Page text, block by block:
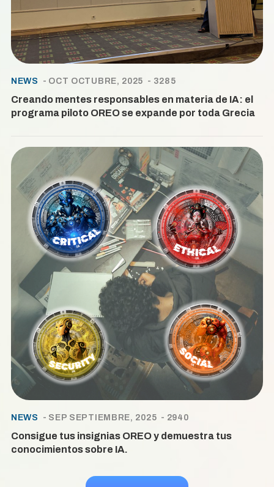
NEWS OCT OCTUBRE, 2025 3285
Creando mentes responsables en materia de IA: el
programa piloto OREO se expande por toda Grecia
NEWS SEP SEPTIEMBRE, 2025 2940
Consigue tus insignias OREO y demuestra tus
conocimientos sobre IA.